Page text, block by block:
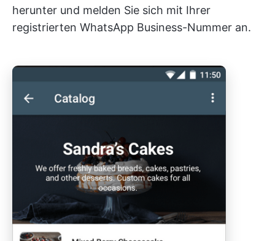
herunter und melden Sie sich mit Ihrer
registrierten WhatsApp Business-Nummer an.